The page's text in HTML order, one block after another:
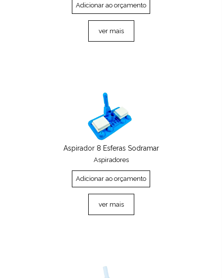
Adicionar ao orçamento
ver mais
Aspirador 8 Esferas Sodramar
Aspiradores
Adicionar ao orçamento
ver mais